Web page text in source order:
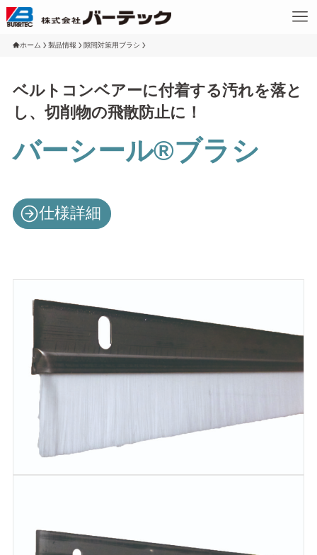
ホーム 製品情報 隙間対策用ブラシ
ベルトコンベアーに付着する汚れを落と
し、切削物の飛散防止に！
バーシール®ブラシ
仕様詳細